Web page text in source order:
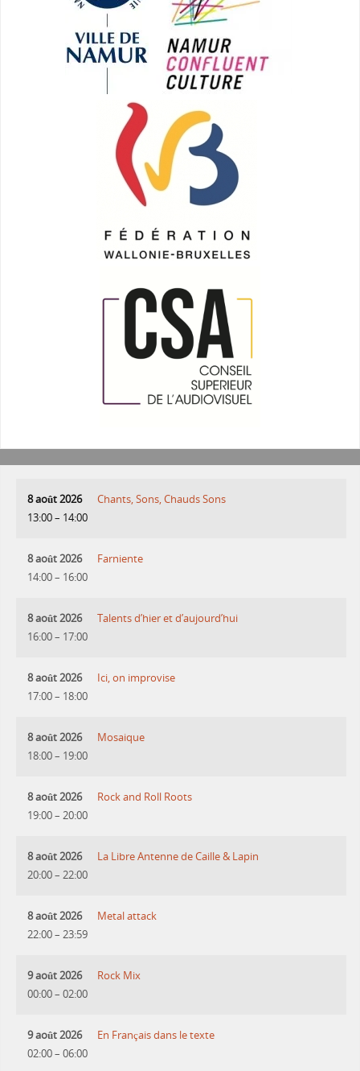
8 août 2026
13:00– 14:00
Chants, Sons, Chauds Sons
8 août 2026
14:00– 16:00
Farniente
8 août 2026
16:00– 17:00
Talents d’hier et d’aujourd’hui
8 août 2026
17:00– 18:00
Ici, on improvise
8 août 2026
18:00– 19:00
Mosaique
8 août 2026
19:00– 20:00
Rock and Roll Roots
8 août 2026
20:00– 22:00
La Libre Antenne de Caille & Lapin
8 août 2026
22:00– 23:59
Metal attack
9 août 2026
00:00– 02:00
Rock Mix
9 août 2026
02:00– 06:00
En Français dans le texte